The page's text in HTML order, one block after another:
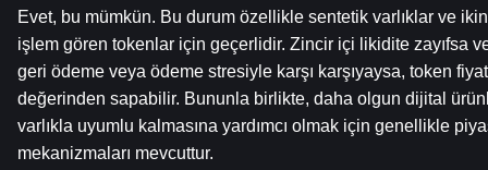
Evet, bu mümkün. Bu durum özellikle sentetik varlıklar ve
işlem gören tokenlar için geçerlidir. Zincir içi likidite zayıfsa
geri ödeme veya ödeme stresiyle karşı karşıyaysa, token
değerinden sapabilir. Bununla birlikte, daha olgun dijital
varlıkla uyumlu kalmasına yardımcı olmak için genellikle
mekanizmaları mevcuttur.